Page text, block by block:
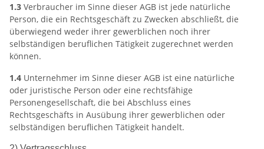
1.3 Verbraucher im Sinne dieser AGB ist jede natürliche
Person, die ein Rechtsgeschäft zu Zwecken abschließt, die
überwiegend weder ihrer gewerblichen noch ihrer
selbständigen beruflichen Tätigkeit zugerechnet werden
können.
1.4 Unternehmer im Sinne dieser AGB ist eine natürliche
oder juristische Person oder eine rechtsfähige
Personengesellschaft, die bei Abschluss eines
Rechtsgeschäfts in Ausübung ihrer gewerblichen oder
selbständigen beruflichen Tätigkeit handelt.